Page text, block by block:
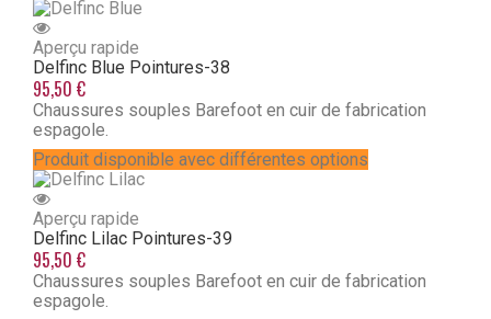
Aperçu rapide
Delfinc Blue Pointures-38
95,50 €
Chaussures souples Barefoot en cuir de fabrication
espagole.
Produit disponible avec différentes options
Aperçu rapide
Delfinc Lilac Pointures-39
95,50 €
Chaussures souples Barefoot en cuir de fabrication
espagole.